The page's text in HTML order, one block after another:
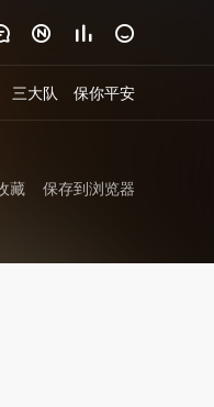
  
三大队 保你平安
保存到浏览器
藏